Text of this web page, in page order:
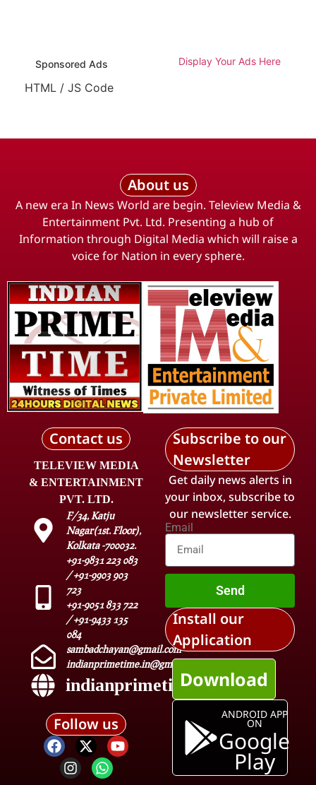
Sponsored Ads Display Your Ads Here
HTML / JS Code
About us
A new era In News World are begin. Teleview Media &
Entertainment Pvt. Ltd. Presenting a hub of
Information through Digital Media which will raise a
voice for Nation in every sphere.
Contact us
TELEVIEW MEDIA
& ENTERTAINMENT
PVT. LTD.
F/34, Katju
Nagar(1st. Floor),
Kolkata -700032.
+91-9831 223 083
/ +91-9903 903
723
+91-9051 833 722
/ +91-9433 135
084
sambadchayan@gmail.com
indianprimetime.in@gmail.com
indianprimetime.in
Follow us
Subscribe to our
Newsletter
Get daily news alerts in
your inbox, subscribe to
our newsletter service.
Email
Send
Install our
Application
Download
ANDROID APP
ON
Google
Play